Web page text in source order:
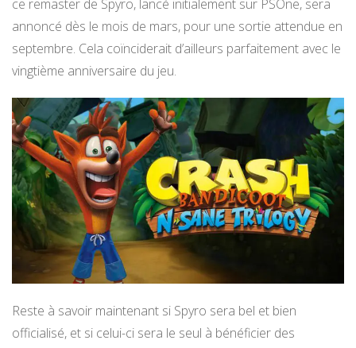
ce remaster de Spyro, lancé initialement sur PSOne, sera
annoncé dès le mois de mars, pour une sortie attendue en
septembre. Cela coïnciderait d’ailleurs parfaitement avec le
vingtième anniversaire du jeu.
Reste à savoir maintenant si Spyro sera bel et bien
officialisé, et si celui-ci sera le seul à bénéficier des